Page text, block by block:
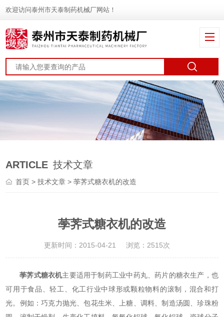
欢迎访问泰州市天泰制药机械厂网站！
ARTICLE 技术文章
首页 >技术文章 > 荸荠式糖衣机的改造
荸荠式糖衣机的改造
更新时间：2015-04-21 浏览：2515次
荸荠式糖衣机主要适用于制药工业中药丸、药片的糖衣生产，也
可用于食品、轻工、化工行业中球形或颗粒物料的滚制，混合和打
光。例如：巧克力抛光、包花生米、上糖、调料、制造汤圆、珍珠粉